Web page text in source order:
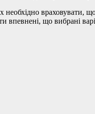
впевнені, що вибрані